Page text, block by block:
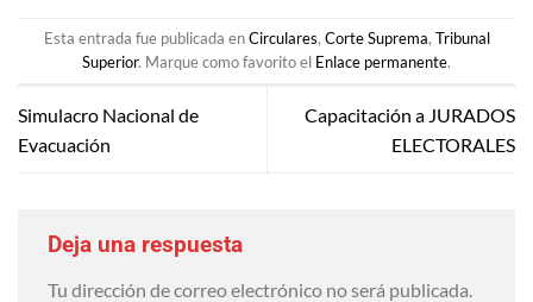
Esta entrada fue publicada enCirculares, Corte Suprema, Tribunal
Superior. Marque como favorito el Enlace permanente.
Simulacro Nacional de
Evacuación
Capacitación a JURADOS
ELECTORALES
Deja una respuesta
Tu dirección de correo electrónico no será publicada.